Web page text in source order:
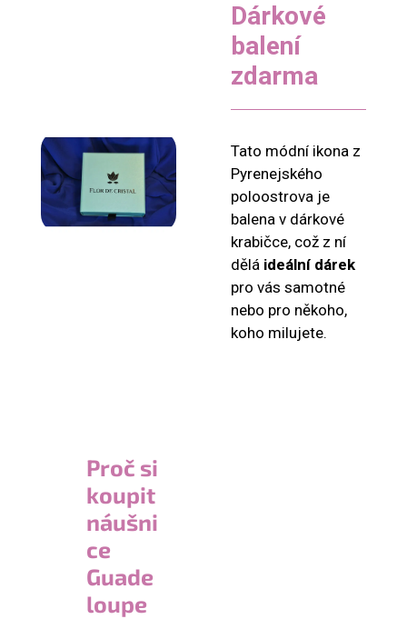
Dárkové
balení
zdarma
Tato módní ikona z
Pyrenejského
poloostrova je
balena v dárkové
krabičce, což z ní
dělá ideální dárek
pro vás samotné
nebo pro někoho,
koho milujete.
Proč si
koupit
náušni
ce
Guade
loupe